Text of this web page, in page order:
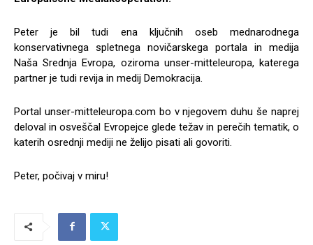
Peter je bil tudi ena ključnih oseb mednarodnega
konservativnega spletnega novičarskega portala in medija
Naša Srednja Evropa, oziroma unser-mitteleuropa, katerega
partner je tudi revija in medij Demokracija.
Portal unser-mitteleuropa.com bo v njegovem duhu še naprej
deloval in osveščal Evropejce glede težav in perečih tematik, o
katerih osrednji mediji ne želijo pisati ali govoriti.
Peter, počivaj v miru!